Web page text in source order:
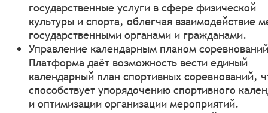
государственные услуги в сфере физической
культуры и спорта, облегчая взаимодействие
государственными органами и гражданами.
Управление календарным планом
Платформа даёт возможность вести единый
календарный план спортивных соревнований,
способствует упорядочению спортивного
и оптимизации организации мероприятий.